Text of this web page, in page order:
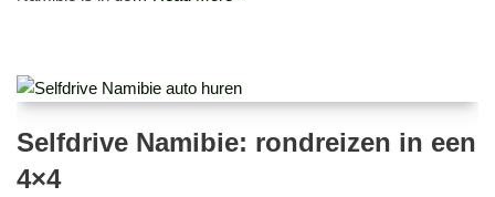
Selfdrive Namibie: rondreizen in een
4×4